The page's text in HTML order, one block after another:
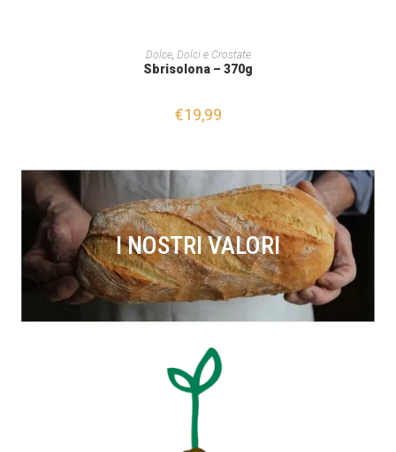
AGGIUNGI AL CARRELLO
Dolce, Dolci e Crostate
Sbrisolona – 370g
€19,99
I NOSTRI VALORI